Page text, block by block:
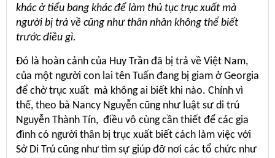
khác ở tiểu bang khác để làm thủ tục trục xuất mà
người bị trả về cũng như thân nhân không thể biết
trước điều gì.
Đó là hoàn cảnh của Huy Trần đã bị trả về Việt Nam,
của một người con lai tên Tuấn đang bị giam ở Georgia
để chờ trục xuất mà không ai biết khi nào. Chính vì
thế, theo bà Nancy Nguyễn cũng như luật sư di trú
Nguyễn Thành Tín, điều vô cùng cần thiết để các gia
đình có người thân bị trục xuất biết cách làm việc với
Sở Di Trú cũng như tìm sự giúp đỡ nơi các tổ chức như